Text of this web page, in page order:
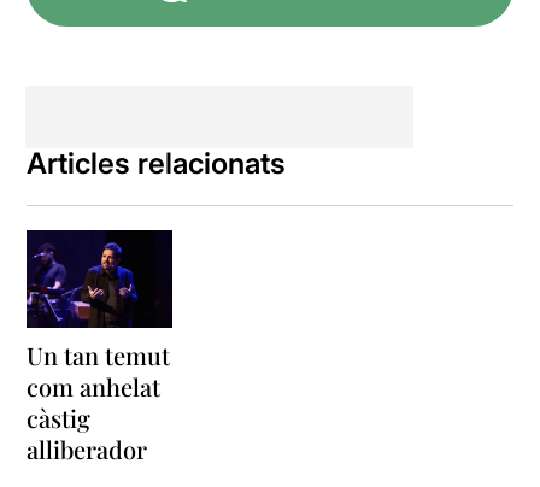
Articles relacionats
Un tan temut
com anhelat
càstig
alliberador